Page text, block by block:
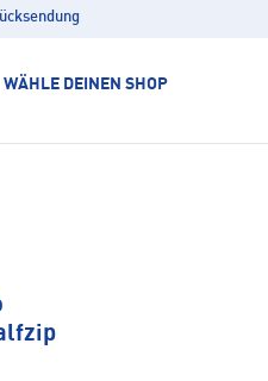
WÄHLE DEINEN SHOP